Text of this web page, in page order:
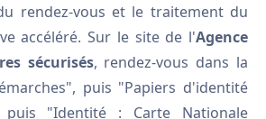
rendez-vous et le traitement du
accéléré. Sur le site de l'Agence
sécurisés, rendez-vous dans la
puis "Papiers d'identité
puis "Identité : Carte Nationale